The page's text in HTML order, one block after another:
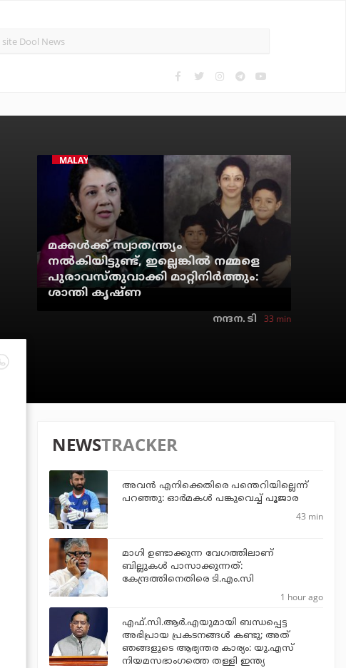
MALAYALAM CINEMA
മക്കൾക്ക് സ്വാതന്ത്ര്യം
നൽകിയിട്ടുണ്ട്, ഇല്ലെങ്കിൽ നമ്മളെ
പുരാവസ്തുവാക്കി മാറ്റിനിർത്തും:
ശാന്തി കൃഷ്ണ
നന്ദന. ടി 33 min
NEWSTRACKER
അവന്‍ എനിക്കെതിരെ പന്തെറിയില്ലെന്ന്
പറഞ്ഞു: ഓര്‍മകള്‍ പങ്കുവെച്ച് പൂജാര
43 min
മാഗി ഉണ്ടാക്കുന്ന വേഗത്തിലാണ്
ബില്ലുകള്‍ പാസാക്കുന്നത്:
കേന്ദ്രത്തിനെതിരെ ടി.എം.സി
1 hour ago
എഫ്.സി.ആര്‍.എയുമായി ബന്ധപ്പെട്ട
അഭിപ്രായ പ്രകടനങ്ങള്‍ കണ്ടു; അത്
ഞങ്ങളുടെ ആഭ്യന്തര കാര്യം: യു.എസ്
നിയമസഭാംഗത്തെ തള്ളി ഇന്ത്യ